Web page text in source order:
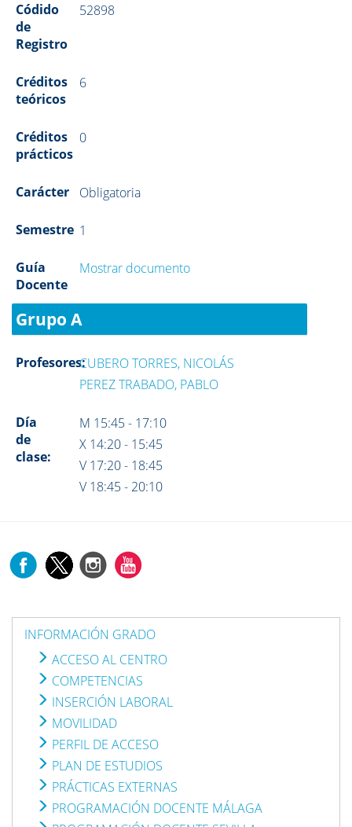
Códido
de
Registro
52898
Créditos
teóricos
6
Créditos
prácticos
0
Carácter Obligatoria
Semestre 1
Guía
Docente
Mostrar documento
Grupo A
Profesores:CUBERO TORRES, NICOLÁS
PEREZ TRABADO, PABLO
Día
de
clase:
M 15:45 - 17:10
X 14:20 - 15:45
V 17:20 - 18:45
V 18:45 - 20:10
INFORMACIÓN GRADO
ACCESO AL CENTRO
COMPETENCIAS
INSERCIÓN LABORAL
MOVILIDAD
PERFIL DE ACCESO
PLAN DE ESTUDIOS
PRÁCTICAS EXTERNAS
PROGRAMACIÓN DOCENTE MÁLAGA